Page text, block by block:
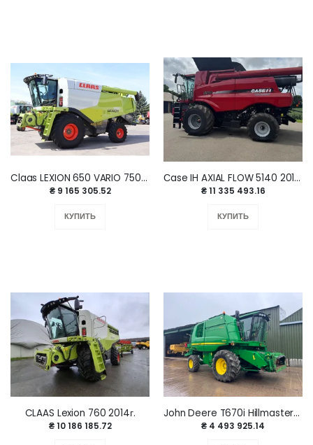
Claas LEXION 650 VARIO 750 2014 г.
₴ 9 165 305.52
КУПИТЬ
Сase IH AXIAL FLOW 5140 2017 г.
₴ 11 335 493.16
КУПИТЬ
CLAAS Lexion 760 2014г.
₴ 10 186 185.72
John Deere T670i Hillmaster 2008 г.
₴ 4 493 925.14